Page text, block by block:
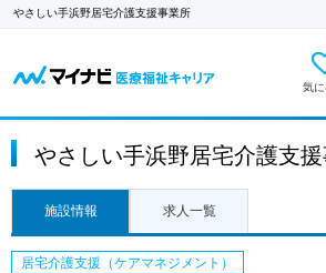
やさしい手浜野居宅介護支援事業所
気
やさしい手浜野居宅介護支
施設情報 求人一覧
居宅介護支援（ケアマネジメント）